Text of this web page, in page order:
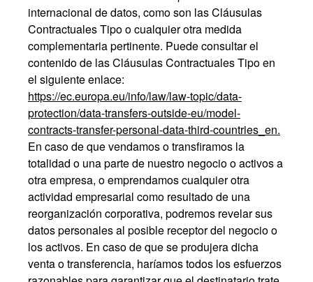
internacional de datos, como son las Cláusulas
Contractuales Tipo o cualquier otra medida
complementaria pertinente. Puede consultar el
contenido de las Cláusulas Contractuales Tipo en
el siguiente enlace:
https://ec.europa.eu/info/law/law-topic/data-
protection/data-transfers-outside-eu/model-
contracts-transfer-personal-data-third-countries_en.
En caso de que vendamos o transfiramos la
totalidad o una parte de nuestro negocio o activos a
otra empresa, o emprendamos cualquier otra
actividad empresarial como resultado de una
reorganización corporativa, podremos revelar sus
datos personales al posible receptor del negocio o
los activos. En caso de que se produjera dicha
venta o transferencia, haríamos todos los esfuerzos